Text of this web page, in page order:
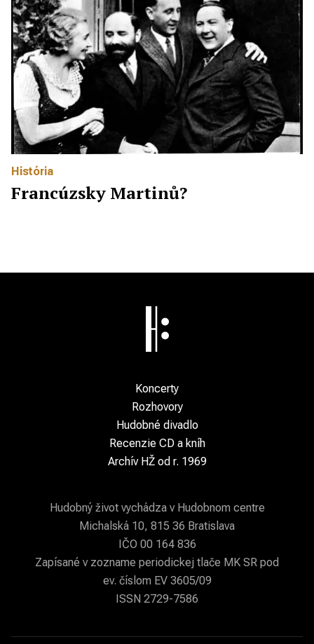
História
Francúzsky Martinů?
Koncerty
Rozhovory
Hudobné divadlo
Recenzie CD a kníh
Archív HŽ od r. 1969
Hudobný život vychádza v Hudobnom centre
Michalská 10, 815 36 Bratislava
IČO 00 164 836
Zapísané v zozname periodickej tlače MK SR pod
ev. číslom EV 3605/09
ISSN 2729-7586